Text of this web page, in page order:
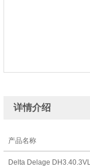
详情介绍
产品名称
Delta Delage